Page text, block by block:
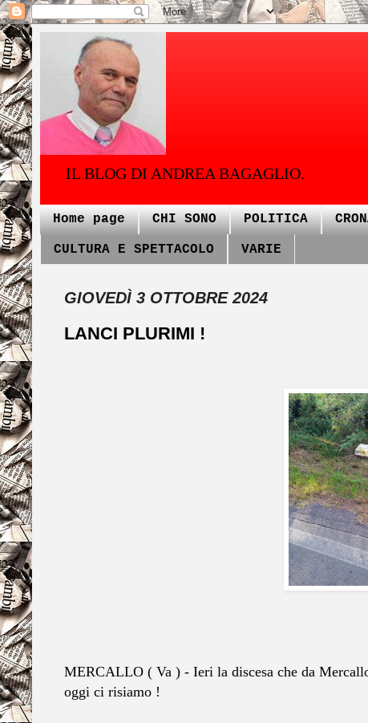
IL BLOG DI ANDREA BAGAGLIO.
Home page CHI SONO POLITICA
CULTURA E SPETTACOLO VARIE
GIOVEDÌ 3 OTTOBRE 2024
LANCI PLURIMI !
MERCALLO ( Va ) - Ieri la discesa che da
oggi ci risiamo !